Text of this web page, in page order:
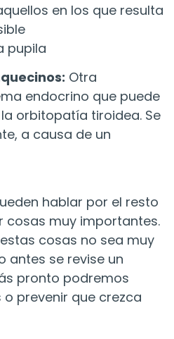
en los que resulta
pupila
Otra
endocrino que puede
orbitopatía tiroidea. Se
a causa de un
hablar por el resto
cosas muy importantes.
cosas no sea muy
antes se revise un
pronto podremos
prevenir que crezca